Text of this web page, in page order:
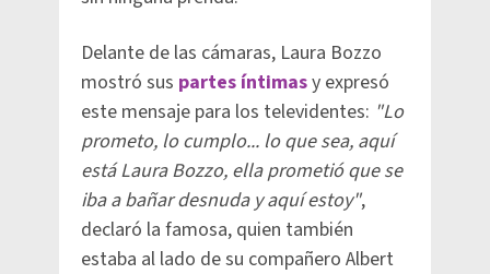
Delante de las cámaras, Laura Bozzo
mostró sus partes íntimasy expresó
este mensaje para los televidentes: "Lo
prometo, lo cumplo... lo que sea, aquí
está Laura Bozzo, ella prometió que se
iba a bañar desnuda y aquí estoy",
declaró la famosa, quien también
estaba al lado de su compañero Albert